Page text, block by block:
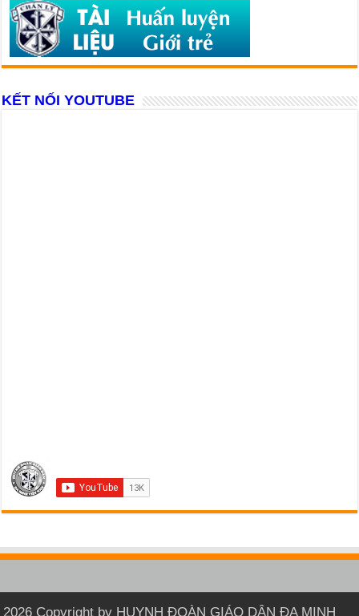
KẾT NỐI YOUTUBE
2026 Copyright by HUYNH ĐOÀN GIÁO DÂN ĐA MINH